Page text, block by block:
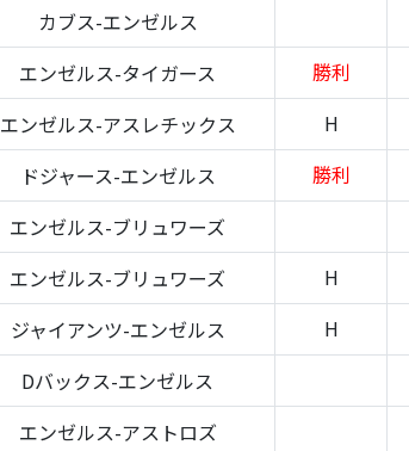
カブス-エンゼルス
エンゼルス-タイガース 勝利
エンゼルス-アスレチックス H
ドジャース-エンゼルス 勝利
エンゼルス-ブリュワーズ
エンゼルス-ブリュワーズ H
ジャイアンツ-エンゼルス H
Dバックス-エンゼルス
エンゼルス-アストロズ